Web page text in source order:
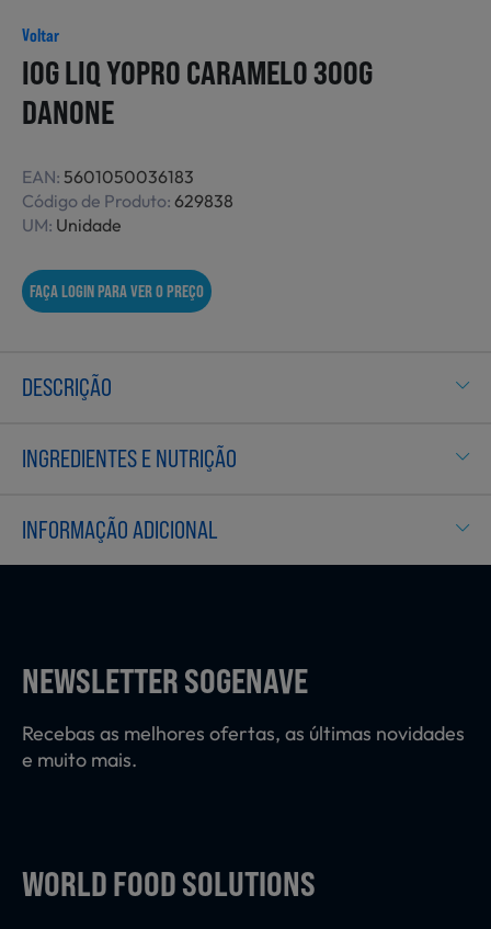
Refeições Prontas
Charcutaria e Enchidos
Pré-confeccionados
Padaria e Pastelaria
Bebidas e Garrafeira
Voltar
IOG LIQ YOPRO CARAMELO 300G
DANONE
EAN: 5601050036183
Código de Produto: 629838
UM: Unidade
FAÇA LOGIN PARA VER O PREÇO
DESCRIÇÃO
INGREDIENTES E NUTRIÇÃO
INFORMAÇÃO ADICIONAL
NEWSLETTER SOGENAVE
Recebas as melhores ofertas, as últimas novidades
e muito mais.
WORLD FOOD SOLUTIONS